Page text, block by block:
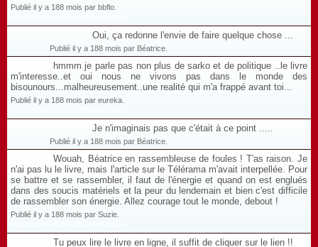
Publié il y a 188 mois par bbflo.
Oui, ça redonne l'envie de faire quelque chose ...
Publié il y a 188 mois par Béatrice.
hmmm je parle pas non plus de sarko et de politique ..le livre
m'interesse..et oui nous ne vivons pas dans le monde des
bisounours...malheureusement..une realité qui m'a frappé avant toi...
Publié il y a 188 mois par eureka.
Je n'imaginais pas que c'était à ce point .....
Publié il y a 188 mois par Béatrice.
Wouah, Béatrice en rassembleuse de foules ! T'as raison. Je
n'ai pas lu le livre, mais l'article sur le Télérama m'avait interpellée. Pour
se battre et se rassembler, il faut de l'énergie et quand on est englués
dans des soucis matériels et la peur du lendemain et bien c'est difficile
de rassembler son énergie. Allez courage tout le monde, debout !
Publié il y a 188 mois par Suzie.
Tu peux lire le livre en ligne, il suffit de cliquer sur le lien !!